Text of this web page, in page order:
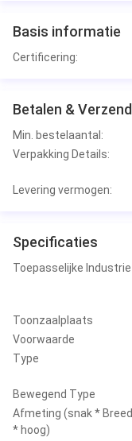
Basis informatie
Certificering:
Betalen &
Min. bestelaantal:
Verpakking Details:
Levering vermogen:
Specificaties
Toepasselijke Industrie
Toonzaalplaats
Voorwaarde
Type
Bewegend Type
Afmeting (snak *
* hoog)